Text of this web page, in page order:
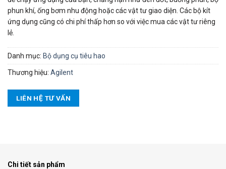
phun khí, ống bơm nhu động hoặc các vật tư giao diện. Các bộ kít
ứng dụng cũng có chi phí thấp hơn so với việc mua các vật tư riêng
lẻ.
Danh mục: Bộ dụng cụ tiêu hao
Thương hiệu: Agilent
LIÊN HỆ TƯ VẤN
Chi tiết sản phẩm